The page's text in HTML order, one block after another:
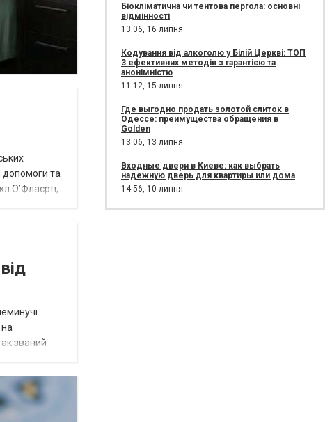
допомоги та
О’Флаєрті,
на
званий
Біокліматична чи тентова пергола: основні
відмінності
13:06, 16 липня
Кодування від алкоголю у Білій Церкві: ТОП
3 ефективних методів з гарантією та
анонімністю
11:12, 15 липня
Где выгодно продать золотой слиток в
Одессе: преимущества обращения в
Golden
13:06, 13 липня
Входные двери в Киеве: как выбрать
надежную дверь для квартиры или дома
14:56, 10 липня